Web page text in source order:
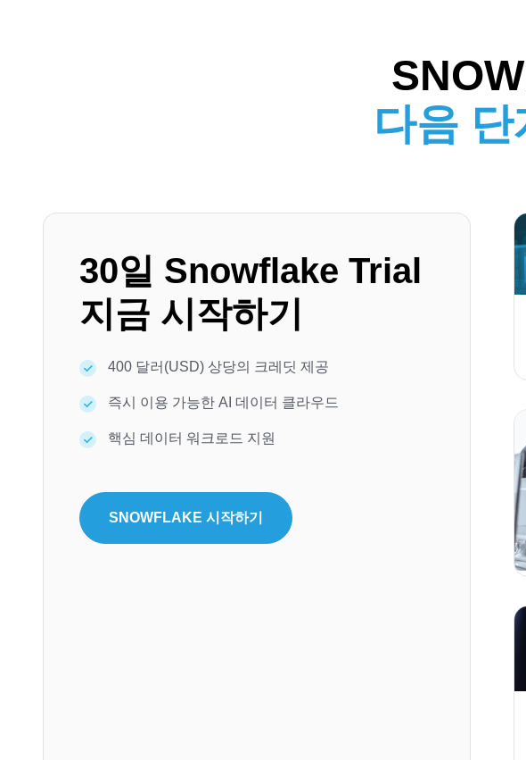
다음
30일 Snowflake Trial
지금 시작하기
400 달러(USD) 상당의 크레딧 제공
즉시 이용 가능한 AI 데이터 클라우드
핵심 데이터 워크로드 지원
SNOWFLAKE 시작하기